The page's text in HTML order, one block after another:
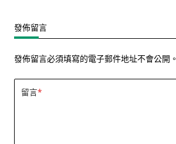
發佈留言
發佈留言必須填寫的電子郵件地址不會公開。
留言*